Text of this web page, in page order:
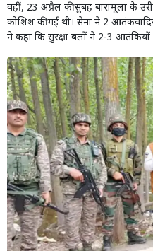
वहीं, 23 अप्रैल की सुबह बारामूला के
कोशिश की गई थी। सेना ने 2
ने कहा कि सुरक्षा बलों ने 2-3